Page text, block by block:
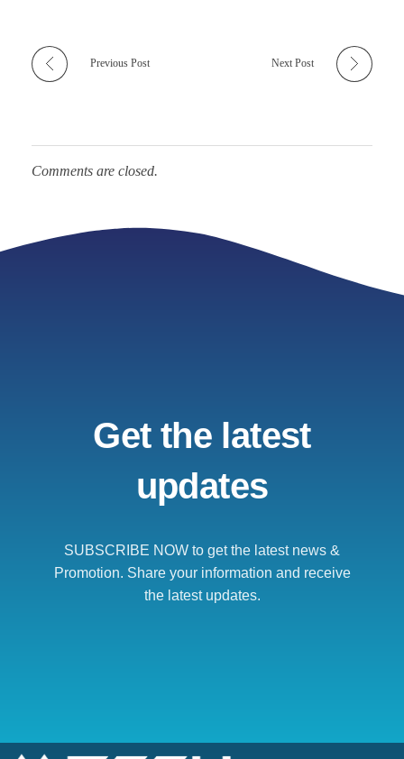
Previous Post Next Post
Comments are closed.
Get the latest
updates
SUBSCRIBE NOW to get the latest news &
Promotion. Share your information and receive
the latest updates.